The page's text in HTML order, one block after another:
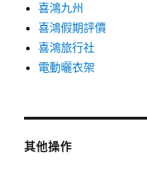
喜鴻九州
喜鴻假期評價
喜鴻旅行社
電動曬衣架
其他操作